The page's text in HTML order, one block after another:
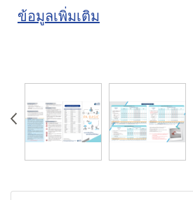
ข้อมูลเพิ่มเติม